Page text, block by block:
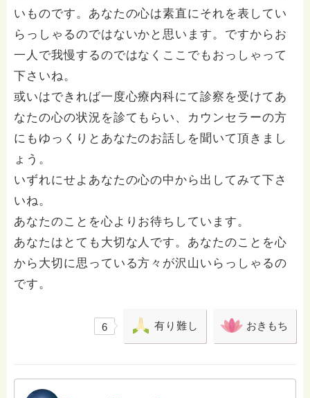
いものです。あなたの心は素直にそれを表してい
らっしゃるのではないかと思います。ですからお
一人で我慢するのではなくここでもおっしゃって
下さいね。
或いはできれば一度心療内科にて診察を受けてあ
なたの心の状況を診てもらい、カウンセラーの方
にもゆっくりとあなたのお話しを聞いて頂きまし
ょう。
いずれにせよあなたの心の中から出してみて下さ
いね。
あなたのことを心よりお待ちしています。
あなたはとても大切な人です。あなたのことを心
から大切に思っている方々が沢山いらっしゃるの
です。
6 有り難し おきもち